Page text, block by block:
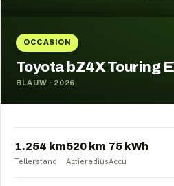
OCCASION
Toyota bZ4X Touring
BLAUW · 2026
1.254 km
Tellerstand
520 km
Actieradius
75 kWh
Accu